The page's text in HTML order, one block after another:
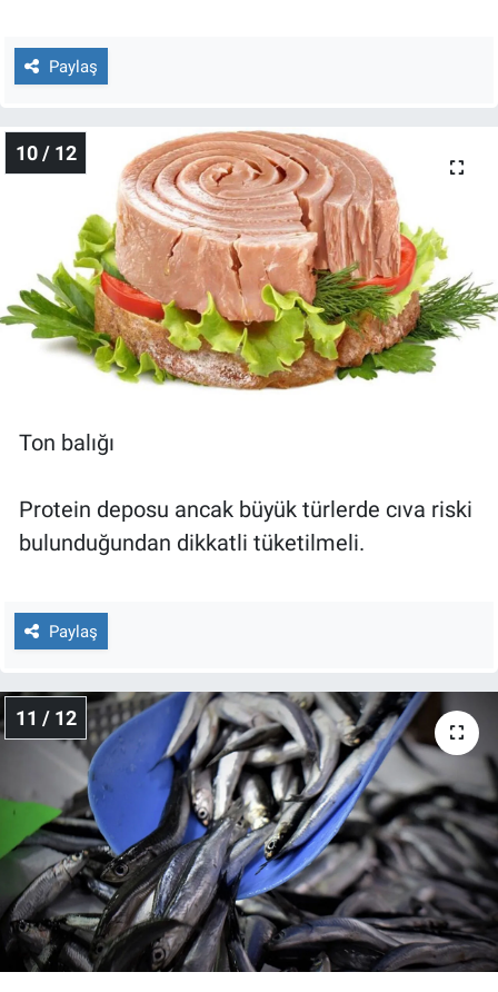
Paylaş
10 / 12
Ton balığı
Protein deposu ancak büyük türlerde cıva riski
bulunduğundan dikkatli tüketilmeli.
Paylaş
11 / 12